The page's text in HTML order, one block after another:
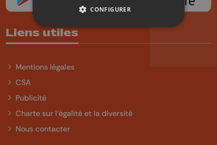
Liens utiles
Mentions légales
CSA
Publicité
Charte sur l'égalité et la diversité
Nous contacter
CONFIGURER